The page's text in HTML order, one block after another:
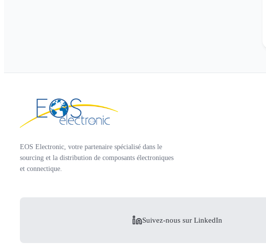
EOS Electronic, votre partenaire spécialisé dans le
sourcing et la distribution de composants électroniques
et connectique.
Suivez-nous sur LinkedIn